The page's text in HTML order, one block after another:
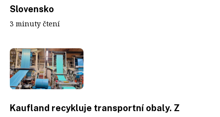
Slovensko
3 minuty čtení
Kaufland recykluje transportní obaly. Z